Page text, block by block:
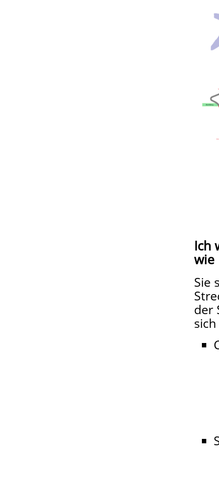
Ich
wie
Sie
der
sich